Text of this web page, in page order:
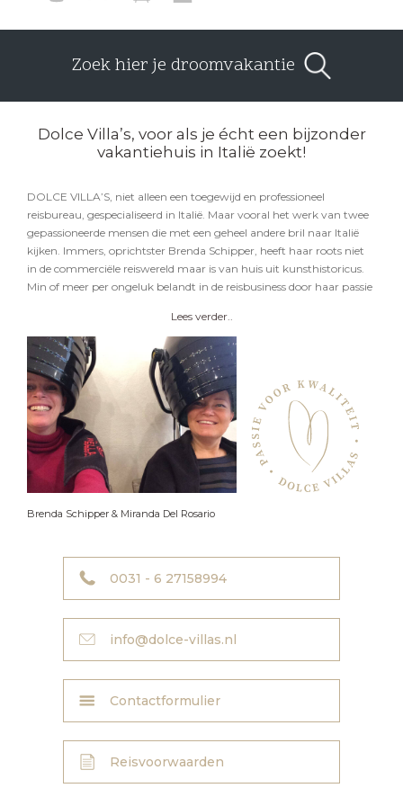
Zoek hier je droomvakantie
Dolce Villa’s, voor als je écht een bijzonder
vakantiehuis in Italië zoekt!
DOLCE VILLA’S, niet alleen een toegewijd en professioneel
reisbureau, gespecialiseerd in Italië. Maar vooral het werk van twee
gepassioneerde mensen die met een geheel andere bril naar Italië
kijken. Immers, oprichtster Brenda Schipper, heeft haar roots niet
in de commerciële reiswereld maar is van huis uit kunsthistoricus.
Min of meer per ongeluk belandt in de reisbusiness door haar passie
raakte zij verslingerd aan Italië. Goudomrande jeugdvakanties aan
de Italiaanse meren, Toscane en de Abruzzo, de streek van haar
Italiaanse oom. Een eerste, zelf georganiseerde cultuurreis naar
Venetië, als afsluiting van haar kunstcursus, smaakte naar meer en
leidde tot de oprichting van ITALIA SU MISURA in 2011.
ITALIA SU MISURA werd DOLCE VILLA’S en groeide de afgelopen
jaren uit tot een volwaardig reisagentschap waarin het accent zich
heeft verlegd van georganiseerd cultuurreizen naar individuele
reizen op maat. Daarnaast treedt DOLCE VILLA’S vooral naar
te laten kennis maken met La Dolce Vita in Italië. Want dat is en
blijft onze drijfveer: onze voorliefde voor Italië doorgeven en jou aan
een heerlijke vakantie te helpen. Een rondreis op maat, met een
specialiteit van gemaakt: onze kennis van Italië en alle bijzondere
adresjes en plekken die we in de loop der jaren hebben ontdekt,
nicht van Brenda, in DOLCE VILLA’S. Ideaal omdat Miranda in Italië
woont en dus 24/7 met Italië is verbonden. Haar feilloze gevoel voor
publiciteit en Italiaanse flair voegt nog meer Italiaanse passie toe
Lees verder..
Brenda Schipper & Miranda Del Rosario
0031 - 6 27158994
info@dolce-villas.nl
Contactformulier
Reisvoorwaarden